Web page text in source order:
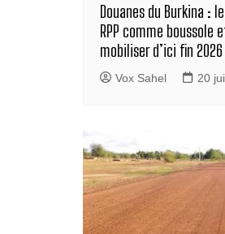
Douanes du Burkina :
RPP comme boussole
mobiliser d’ici fin 2026
Vox Sahel 20